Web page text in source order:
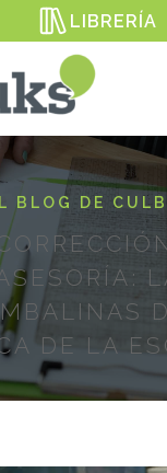
LIBRERÍA
BLOG DE
DE LA